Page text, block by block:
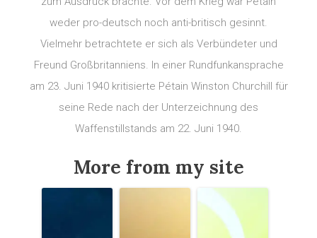
weder pro-deutsch noch anti-britisch gesinnt.
Vielmehr betrachtete er sich als Verbündeter und
Freund Großbritanniens. In einer Rundfunkansprache
am 23. Juni 1940 kritisierte Pétain Winston Churchill für
seine Rede nach der Unterzeichnung des
Waffenstillstands am 22. Juni 1940.
More from my site